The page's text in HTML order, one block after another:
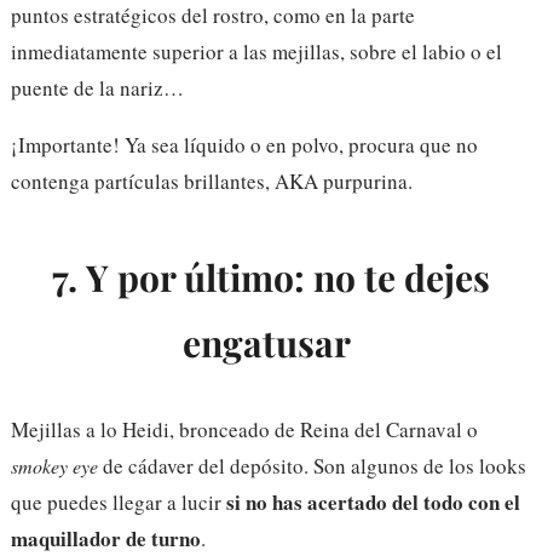
puntos estratégicos del rostro, como en la parte
inmediatamente superior a las mejillas, sobre el labio o el
puente de la nariz…
¡Importante! Ya sea líquido o en polvo, procura que no
contenga partículas brillantes, AKA purpurina.
7. Y por último: no te dejes
engatusar
Mejillas a lo Heidi, bronceado de Reina del Carnaval o
smokey eyede cádaver del depósito. Son algunos de los looks
que puedes llegar a lucirsi no has acertado del todo con el
maquillador de turno.